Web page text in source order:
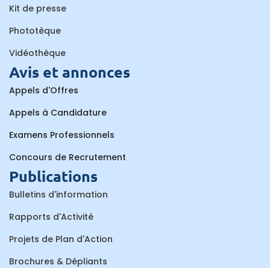
Kit de presse
Phototèque
Vidéothèque
Avis et annonces
Appels d'Offres
Appels à Candidature
Examens Professionnels
Concours de Recrutement
Publications
Bulletins d'information
Rapports d'Activité
Projets de Plan d'Action
Brochures & Dépliants